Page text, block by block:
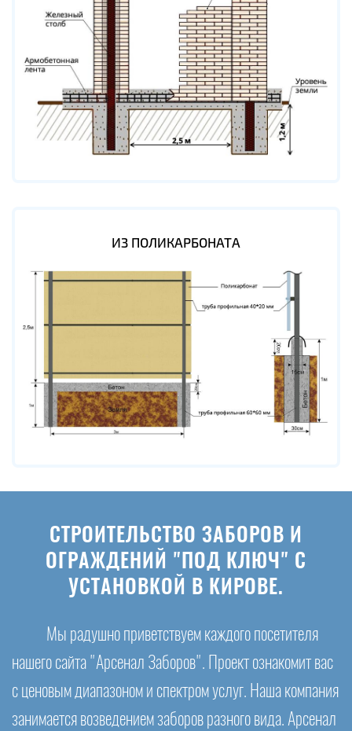
ИЗ ПОЛИКАРБОНАТА
СТРОИТЕЛЬСТВО ЗАБОРОВ И
ОГРАЖДЕНИЙ "ПОД КЛЮЧ" С
УСТАНОВКОЙ В КИРОВЕ.
Мы радушно приветствуем каждого посетителя
нашего сайта "Арсенал Заборов". Проект ознакомит вас
с ценовым диапазоном и спектром услуг. Наша компания
занимается возведением заборов разного вида. Арсенал